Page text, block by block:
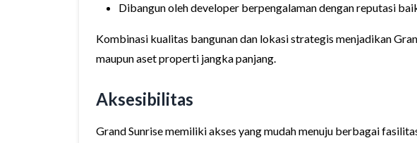
Dibangun oleh developer berpengalaman dengan reputasi
Kombinasi kualitas bangunan dan lokasi strategis menjadikan
maupun aset properti jangka panjang.
Aksesibilitas
Grand Sunrise memiliki akses yang mudah menuju berbagai